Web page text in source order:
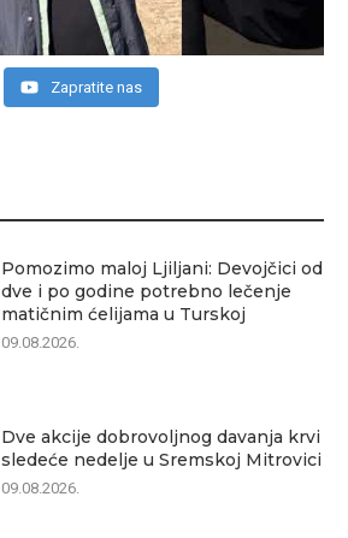
Pomozimo maloj Ljiljani: Devojčici od
dve i po godine potrebno lečenje
matičnim ćelijama u Turskoj
09.08.2026.
Dve akcije dobrovoljnog davanja krvi
sledeće nedelje u Sremskoj Mitrovici
09.08.2026.
Zapratite nas